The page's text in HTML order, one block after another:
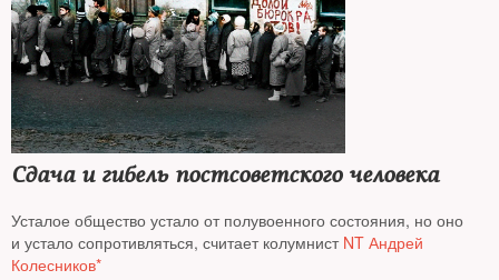
Сдача и гибель постсоветского человека
Усталое общество устало от полувоенного состояния, но оно
и устало сопротивляться, считает колумнист NT Андрей
Колесников*